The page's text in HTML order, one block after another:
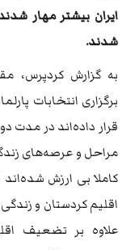
ایران بیشتر مهار
شدند.
به گزارش کردپرس،
برگزاری انتخابات
قرار داده‌اند در
مراحل و عرصه‌های
کاملا بی ارزش
اقلیم کردستان و
علاوه بر تضعیف